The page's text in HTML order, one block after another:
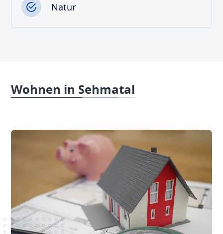
Natur
Wohnen in Sehmatal